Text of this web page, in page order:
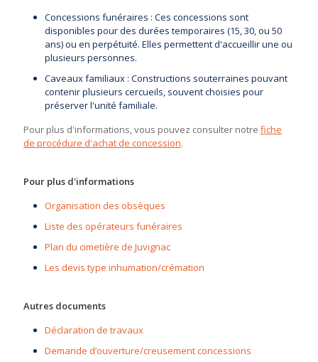
Concessions funéraires : Ces concessions sont
disponibles pour des durées temporaires (15, 30, ou 50
ans) ou en perpétuité. Elles permettent d'accueillir une ou
plusieurs personnes.
Caveaux familiaux : Constructions souterraines pouvant
contenir plusieurs cercueils, souvent choisies pour
préserver l'unité familiale.
Pour plus d'informations, vous pouvez consulter notre fiche
de procédure d'achat de concession.
Pour plus d'informations
Organisation des obsèques
Liste des opérateurs funéraires
Plan du cimetière de Juvignac
Les devis type inhumation/crémation
Autres documents
Déclaration de travaux
Demande d’ouverture/creusement concessions